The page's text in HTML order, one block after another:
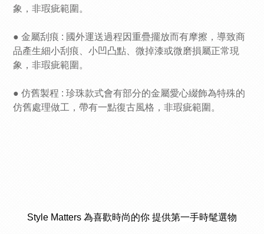
象，非瑕疵範圍。
● 金屬刮痕 : 國外運送過程因重疊擺放而有摩擦，導致商
品產生細小刮痕、小凹凸點、微掉漆或微磨損屬正常現
象，非瑕疵範圍。
● 仿舊製程 : 珍珠款式會有部分的金屬愛心綴飾為特殊的
仿舊處理做工，帶有一點復古風格，非瑕疵範圍。
Style Matters 為喜歡時尚的你 提供第一手時髦選物